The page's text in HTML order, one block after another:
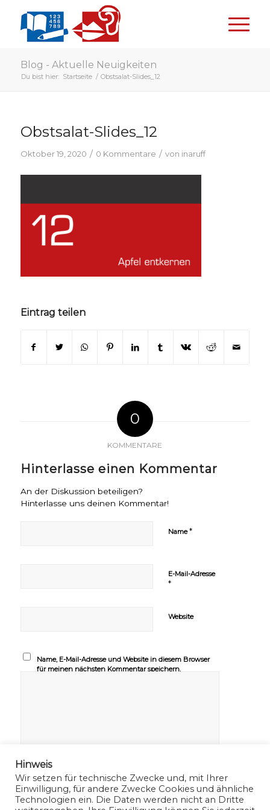
Blog - Aktuelle Neuigkeiten
Du bist hier: Startseite / Obstsalat-Slides_12
Obstsalat-Slides_12
Oktober 19, 2020 / 0 Kommentare / von inaruff
Eintrag teilen
0
KOMMENTARE
Hinterlasse einen Kommentar
An der Diskussion beteiligen?
Hinterlasse uns deinen Kommentar!
Name*
E-Mail-Adresse
*
Website
Name, E-Mail-Adresse und Website in diesem Browser
für meinen nächsten Kommentar speichern.
Hinweis
Wir setzen für technische Zwecke und, mit Ihrer
Einwilligung, für andere Zwecke Cookies und ähnliche
Technologien ein. Die Daten werden nicht an Dritte